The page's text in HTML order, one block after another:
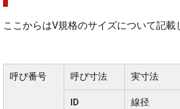
ここからはV規格のサイズについて記載
呼び番号 呼び寸法 実寸法
ID 線径